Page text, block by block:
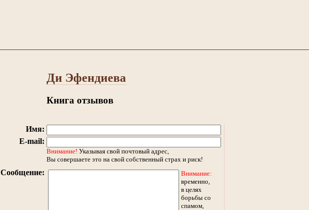
Ди Эфендиева
Книга отзывов
Имя:
E-mail:
Внимание! Указывая свой почтовый адрес,
Вы совершаете это на свой собственный страх и риск!
Сообщение:
Внимание:
временно,
в целях
борьбы со
спамом,